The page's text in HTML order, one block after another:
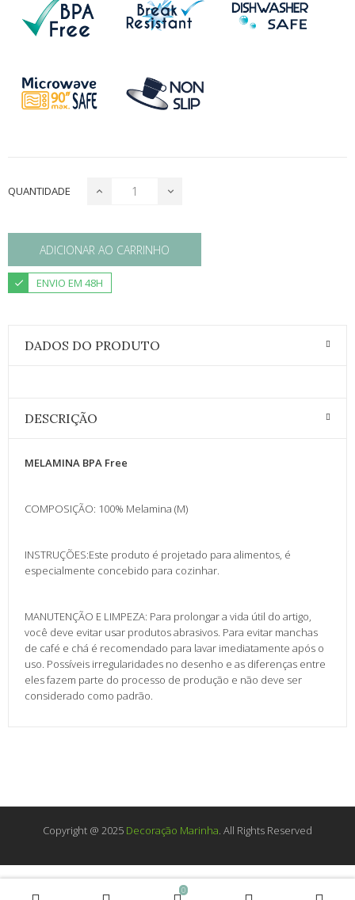
0
QUANTIDADE
ADICIONAR AO CARRINHO
ENVIO EM 48H
DADOS DO PRODUTO
DESCRIÇÃO
MELAMINA BPA Free
COMPOSIÇÃO: 100% Melamina (M)
INSTRUÇÕES:Este produto é projetado para alimentos, é
especialmente concebido para cozinhar.
MANUTENÇÃO E LIMPEZA: Para prolongar a vida útil do artigo,
você deve evitar usar produtos abrasivos. Para evitar manchas
de café e chá é recomendado para lavar imediatamente após o
uso. Possíveis irregularidades no desenho e as diferenças entre
eles fazem parte do processo de produção e não deve ser
considerado como padrão.
Copyright @ 2025 Decoração Marinha. All Rights Reserved